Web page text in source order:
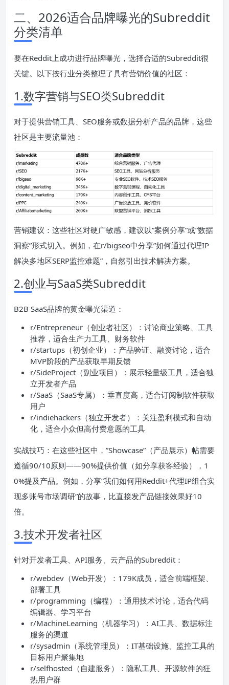
二、2026适合品牌曝光的Subreddit
分类清单
要在Reddit上成功进行品牌曝光，选择合适的Subreddit很
关键。以下按行业分类整理了具有营销价值的社区：
1.数字营销与SEO类Subreddit
对于提供营销工具、SEO服务或数据分析产品的品牌，这些
社区是主要流量池：
营销建议：这些社区对硬广敏感，建议以”案例分享”或”数据
洞察”形式切入。例如，在r/bigseo中分享”如何通过代理IP
解决多地区SERP监控难题”，自然引出技术解决方案。
2.创业与SaaS类Subreddit
B2B SaaS品牌的黄金曝光渠道：
r/Entrepreneur（创业者社区）：讨论商业策略、工具
推荐，适合生产力工具、财务软件
r/startups（初创企业）：产品验证、融资讨论，适合
MVP阶段的产品获取早期反馈
r/SideProject（副业项目）：展示轻量级工具，适合独
立开发者产品
r/SaaS（SaaS专属）：垂直度高，适合订阅制软件获取
用户
r/indiehackers（独立开发者）：关注盈利模式和自动
化，适合小众但高付费意愿的工具
实战技巧：在这些社区中，”Showcase”（产品展示）帖需要
遵循90/10原则——90%提供价值（如分享获客经验），1
0%提及产品。例如，分享”我们如何用Reddit+代理IP组合实
现多账号市场调研”的故事，比直接发产品链接效果好10
倍。
3.技术开发者社区
针对开发者工具、API服务、云产品的Subreddit：
r/webdev（Web开发）：179K成员，适合前端框架、
部署工具
r/programming（编程）：通用技术讨论，适合代码
编辑器、学习平台
r/MachineLearning（机器学习）：AI工具、数据标注
服务的渠道
r/sysadmin（系统管理员）：IT基础设施、监控工具的
目标用户聚集地
r/selfhosted（自建服务）：隐私工具、开源软件的狂
热用户群